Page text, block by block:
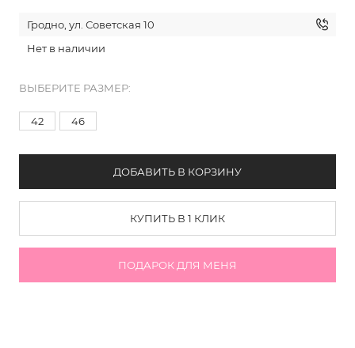
Гродно, ул. Советская 10
Нет в наличии
ВЫБЕРИТЕ РАЗМЕР:
42 46
ДОБАВИТЬ В КОРЗИНУ
КУПИТЬ В 1 КЛИК
ПОДАРОК ДЛЯ МЕНЯ